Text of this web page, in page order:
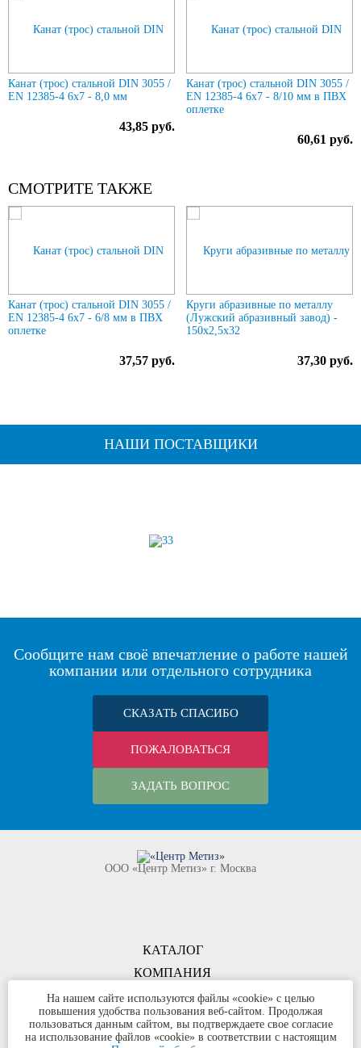
Previous
Канат (трос) стальной DIN 3055 /
EN 12385-4 6x7 - 8,0 мм
43,85 руб.
Канат (трос) стальной DIN 3055 /
EN 12385-4 6x7 - 8/10 мм в ПВХ
оплетке
60,61 руб.
СМОТРИТЕ ТАКЖЕ
Previous
Канат (трос) стальной DIN 3055 /
EN 12385-4 6x7 - 6/8 мм в ПВХ
оплетке
37,57 руб.
Круги абразивные по металлу
(Лужский абразивный завод) -
150х2,5х32
37,30 руб.
НАШИ ПОСТАВЩИКИ
Сообщите нам своё впечатление о работе нашей
компании или отдельного сотрудника
СКАЗАТЬ СПАСИБО
ПОЖАЛОВАТЬСЯ
ЗАДАТЬ ВОПРОС
КОМПАНИЯ
ООО «Центр Метиз» г. Москва
КАТАЛОГ
КОНТАКТЫ
©ООО «Центр Метиз» 2000-2026
Все права защищены
На нашем сайте используются файлы «cookie» с целью
повышения удобства пользования веб-сайтом. Продолжая
пользоваться данным сайтом, вы подтверждаете свое согласие
на использование файлов «cookie» в соответствии с настоящим